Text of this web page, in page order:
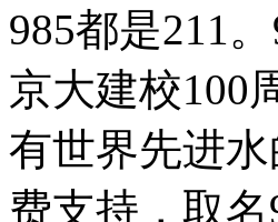
985都是211
京大建校100
有世界先进
费支持，取